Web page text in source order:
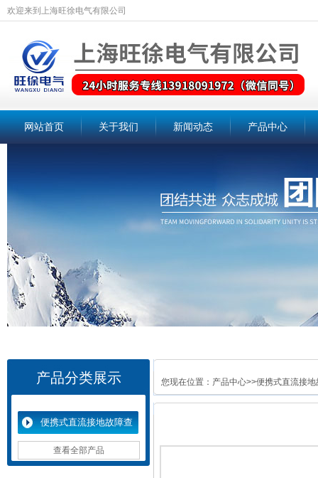
欢迎来到上海旺徐电气有限公司
网站首页 关于我们 新闻动态 产品中心
产品分类展示
便携式直流接地故障查
找仪查看全部产品
您现在位置： 产品中心>>便携式直流接